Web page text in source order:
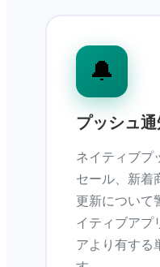
🔔
プッシュ通
ネイティブプ
セール、新着
更新について
イティブアプ
アより有する